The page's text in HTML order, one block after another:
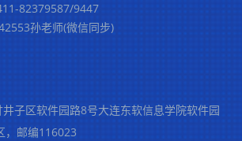
82379587/9447
老师(微信同步)
子区软件园路8号大连东软信息学院软件园
，邮编116023